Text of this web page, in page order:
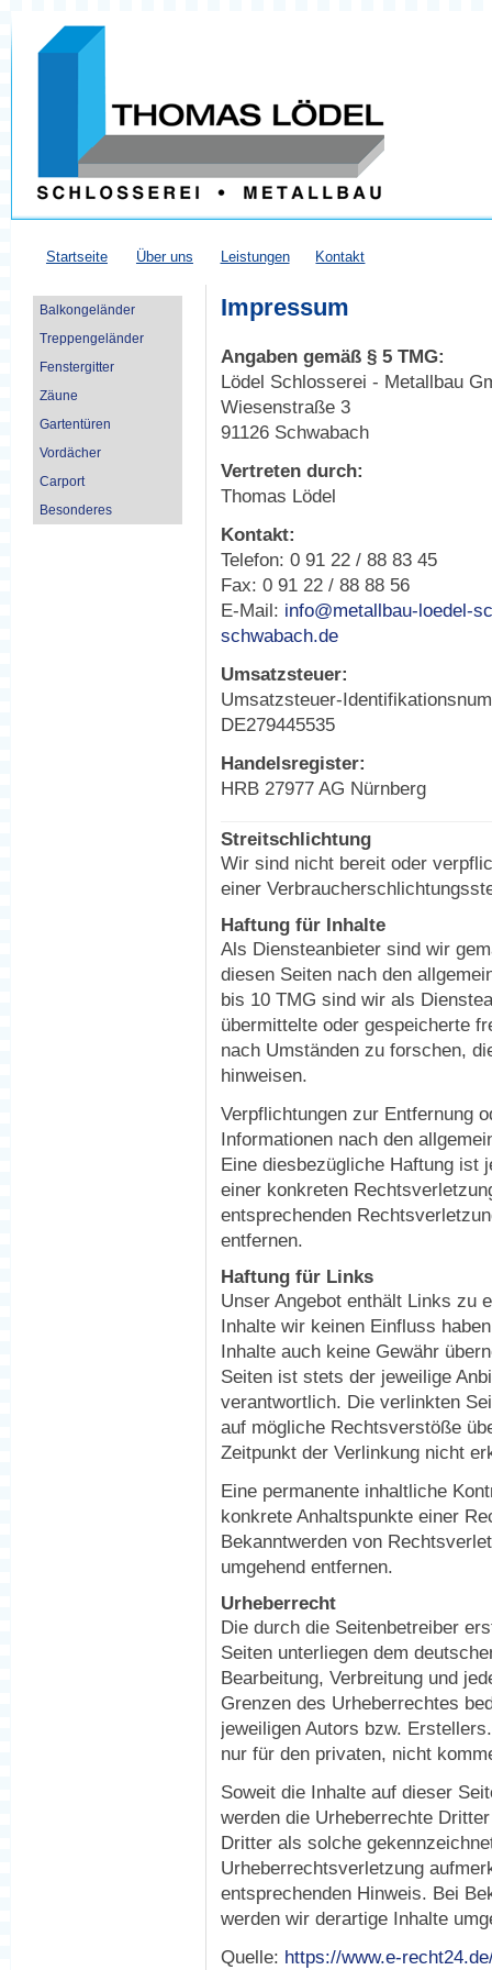
Startseite Über uns Leistungen Kontakt
Impressum
Angaben gemäß § 5 TMG:
Lödel Schlosserei - Metallbau
Wiesenstraße 3
91126 Schwabach
Vertreten durch:
Thomas Lödel
Kontakt:
Telefon: 0 91 22 / 88 83 45
Fax: 0 91 22 / 88 88 56
E-Mail: info@metallbau-loedel-
schwabach.de
Umsatzsteuer:
Umsatzsteuer-
DE279445535
Handelsregister:
HRB 27977 AG Nürnberg
Streitschlichtung
Wir sind nicht bereit oder
einer
Haftung für Inhalte
Als Diensteanbieter sind wir
diesen Seiten nach den
bis 10 TMG sind wir als
übermittelte oder gespeicherte
nach Umständen zu forschen,
hinweisen.
Verpflichtungen zur Entfernung
Informationen nach den
Eine diesbezügliche Haftung ist
einer konkreten
entsprechenden
entfernen.
Haftung für Links
Unser Angebot enthält Links zu
Inhalte wir keinen Einfluss
Inhalte auch keine Gewähr
Seiten ist stets der jeweilige
verantwortlich. Die verlinkten
auf mögliche Rechtsverstöße
Zeitpunkt der Verlinkung nicht
Eine permanente inhaltliche
konkrete Anhaltspunkte einer
Bekanntwerden von
umgehend entfernen.
Urheberrecht
Die durch die Seitenbetreiber
Seiten unterliegen dem
Bearbeitung, Verbreitung und
Grenzen des Urheberrechtes
jeweiligen Autors bzw.
nur für den privaten, nicht
Soweit die Inhalte auf dieser
werden die Urheberrechte
Dritter als solche
Urheberrechtsverletzung
entsprechenden Hinweis. Bei
werden wir derartige Inhalte
Quelle: https://www.e-
Balkongeländer
Treppengeländer
Fenstergitter
Zäune
Gartentüren
Vordächer
Carport
Besonderes